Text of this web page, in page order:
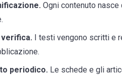
Ogni contenuto
I testi vengono scritti e
periodico. Le schede e gli